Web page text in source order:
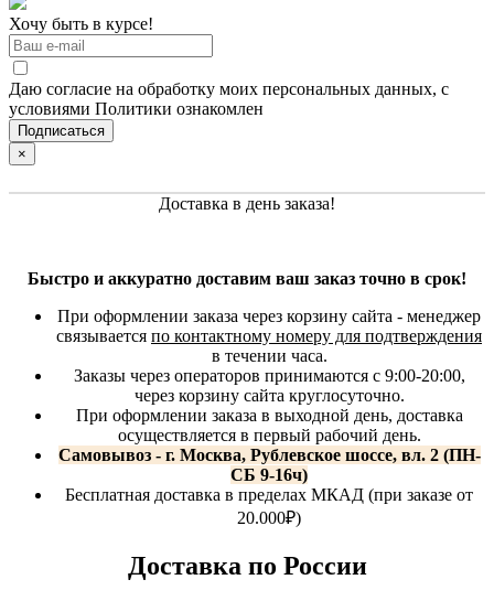
Хочу быть в курсе!
Даю согласие на обработку моих персональных данных, с
условиями Политики ознакомлен
×
Доставка в день заказа!
Быстро и аккуратно доставим ваш заказ точно в срок!
При оформлении заказа через корзину сайта - менеджер
связывается по контактному номеру для подтверждения
в течении часа.
Заказы через операторов принимаются с 9:00-20:00,
через корзину сайта круглосуточно.
При оформлении заказа в выходной день, доставка
осуществляется в первый рабочий день.
Самовывоз - г. Москва, Рублевское шоссе, вл. 2 (ПН-
СБ 9-16ч)
Бесплатная доставка в пределах МКАД (при заказе от
20.000₽)
Доставка по России